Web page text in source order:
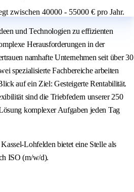
zwischen 40000 - 55000 € pro Jahr.
und Technologien zu effizienten
Herausforderungen in der
namhafte Unternehmen seit über 30
spezialisierte Fachbereiche arbeiten
auf ein Ziel: Gesteigerte Rentabilität.
sind die Triebfedern unserer 250
komplexer Aufgaben jeden Tag
Lohfelden bietet eine Stelle als
ISO (m/w/d).